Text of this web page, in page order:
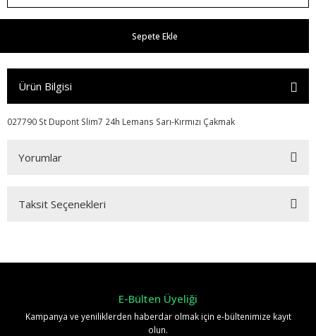
Sepete Ekle
Ürün Bilgisi
027790 St Dupont Slim7 24h Lemans Sarı-Kırmızı Çakmak
Yorumlar
Taksit Seçenekleri
E-Bülten Üyeliği
Kampanya ve yeniliklerden haberdar olmak için e-bültenimize kayıt
olun.